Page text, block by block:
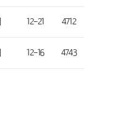
12-21 4712
12-16 4743